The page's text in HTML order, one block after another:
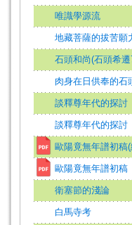
唯識學源流
地藏菩薩的拔苦願
石頭和尚(石頭希
肉身在日供奉的石
談釋尊年代的探討
談釋尊年代的探討
歐陽竟無年譜初稿
歐陽竟無年譜初稿
衛塞節的淺論
白馬寺考